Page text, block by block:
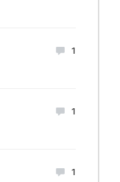
1
1
1